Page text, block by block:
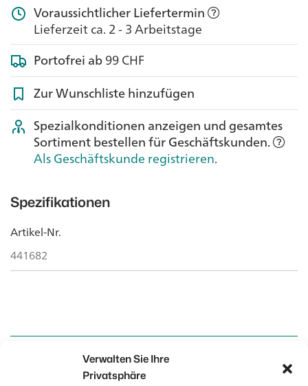
Verwalten Sie Ihre
Privatsphäre
Voraussichtlicher Liefertermin
Lieferzeit ca. 2 - 3 Arbeitstage
Portofrei ab99 CHF
Zur Wunschliste hinzufügen
Spezialkonditionen anzeigen und gesamtes
Sortiment bestellen für Geschäftskunden.
Als Geschäftskunde registrieren.
Spezifikationen
Artikel-Nr.
441682
Kontakt
Kontakt